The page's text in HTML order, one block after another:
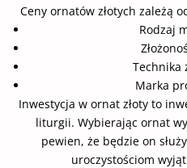
Ceny ornatów złotych zależą
Rodzaj
Technika
Marka
Inwestycja w ornat złoty to
liturgii. Wybierając ornat
pewien, że będzie on
uroczystościom